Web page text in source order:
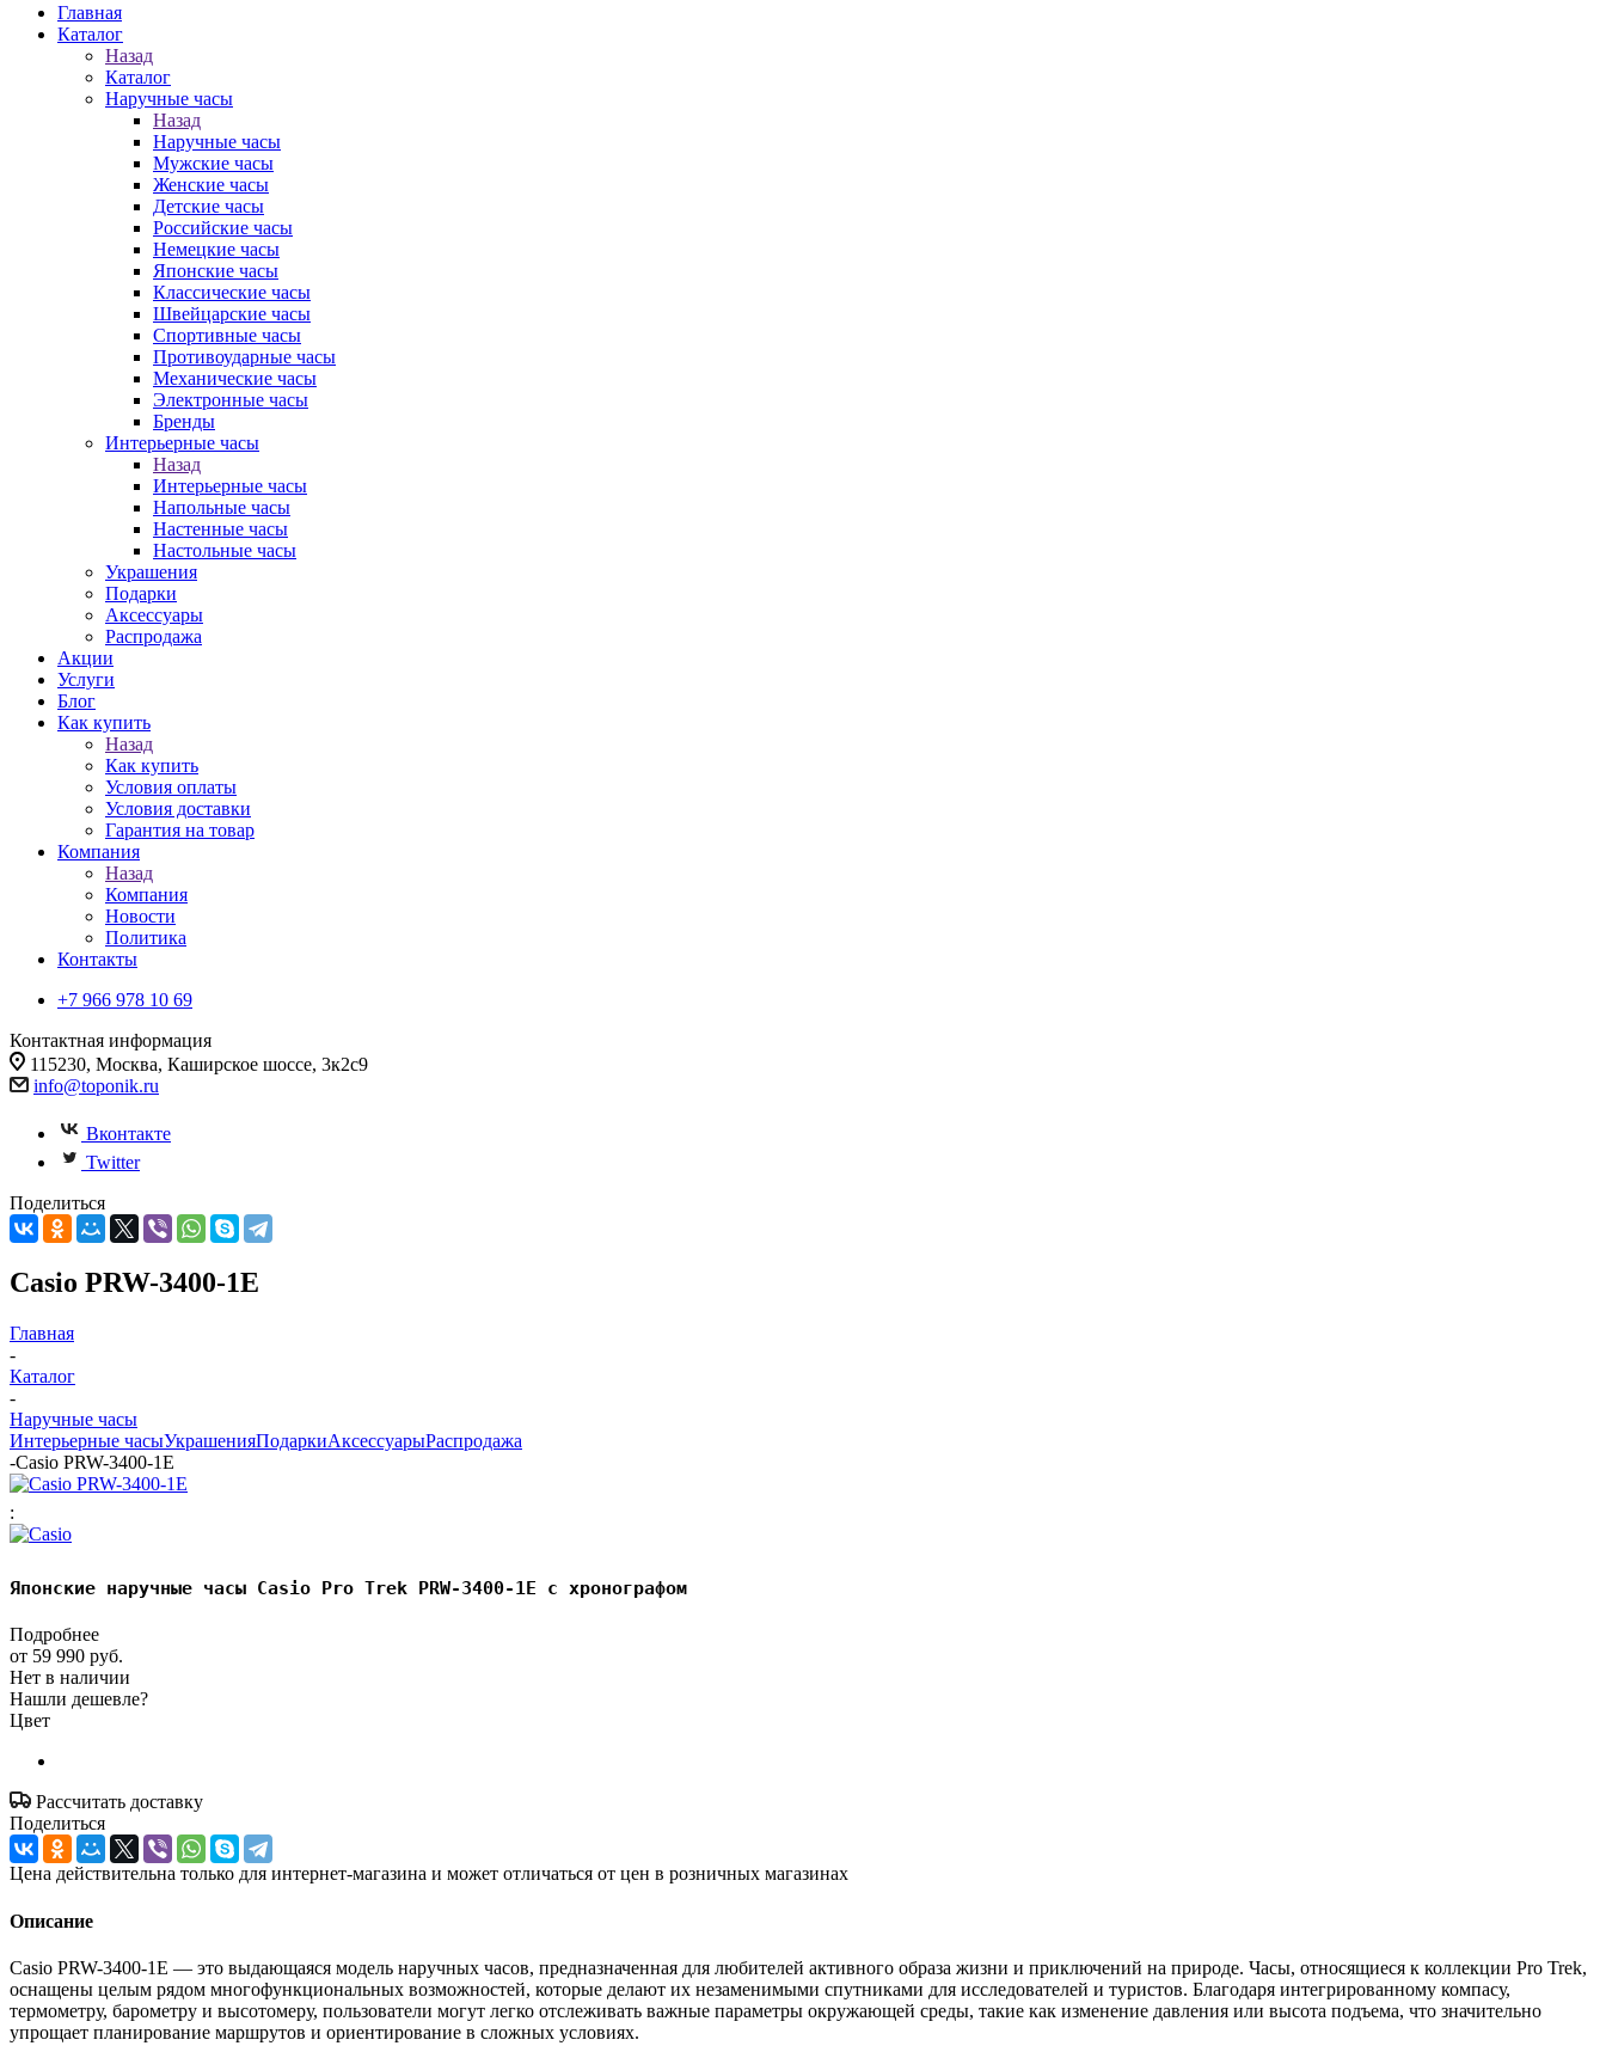
Главная
Каталог
Назад
Каталог
Наручные часы
Назад
Наручные часы
Мужские часы
Женские часы
Детские часы
Российские часы
Немецкие часы
Японские часы
Классические часы
Швейцарские часы
Спортивные часы
Противоударные часы
Механические часы
Электронные часы
Бренды
Интерьерные часы
Назад
Интерьерные часы
Напольные часы
Настенные часы
Настольные часы
Украшения
Подарки
Аксессуары
Распродажа
Акции
Услуги
Блог
Как купить
Назад
Как купить
Условия оплаты
Условия доставки
Гарантия на товар
Компания
Назад
Компания
Новости
Политика
Контакты
+7 966 978 10 69
Контактная информация
115230, Москва, Каширское шоссе, 3к2с9
info@toponik.ru
Вконтакте
Twitter
Поделиться
Casio PRW-3400-1E
Главная
-
Каталог
-
Наручные часы
Интерьерные часыУкрашенияПодаркиАксессуарыРаспродажа
-Casio PRW-3400-1E
:
Японские наручные часы Casio Pro Trek PRW-3400-1E с хронографом
Подробнее
от 59 990 руб.
Нет в наличии
Нашли дешевле?
Цвет
Рассчитать доставку
Поделиться
Цена действительна только для интернет-магазина и может отличаться от цен в розничных магазинах
Описание
Casio PRW-3400-1E — это выдающаяся модель наручных часов, предназначенная для любителей активного образа жизни и приключений на природе. Часы, относящиеся к коллекции Pro Trek,
оснащены целым рядом многофункциональных возможностей, которые делают их незаменимыми спутниками для исследователей и туристов. Благодаря интегрированному компасу,
термометру, барометру и высотомеру, пользователи могут легко отслеживать важные параметры окружающей среды, такие как изменение давления или высота подъема, что значительно
упрощает планирование маршрутов и ориентирование в сложных условиях.